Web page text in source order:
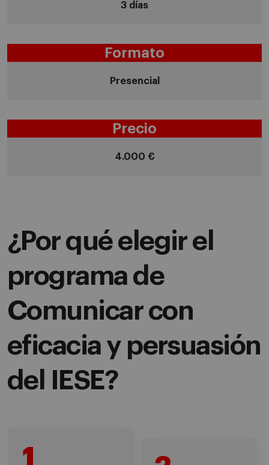
3 días
Formato
Presencial
Precio
4.000 €
¿Por qué elegir el
programa de
Comunicar con
eficacia y persuasión
del IESE?